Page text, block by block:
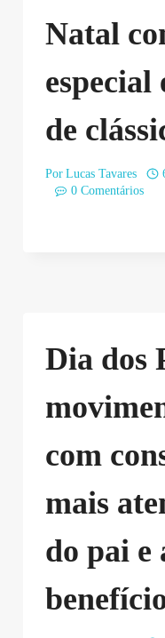
Natal
de
Por Lucas Tavares
0 Comentários
Dia dos
com
mais
do pai e